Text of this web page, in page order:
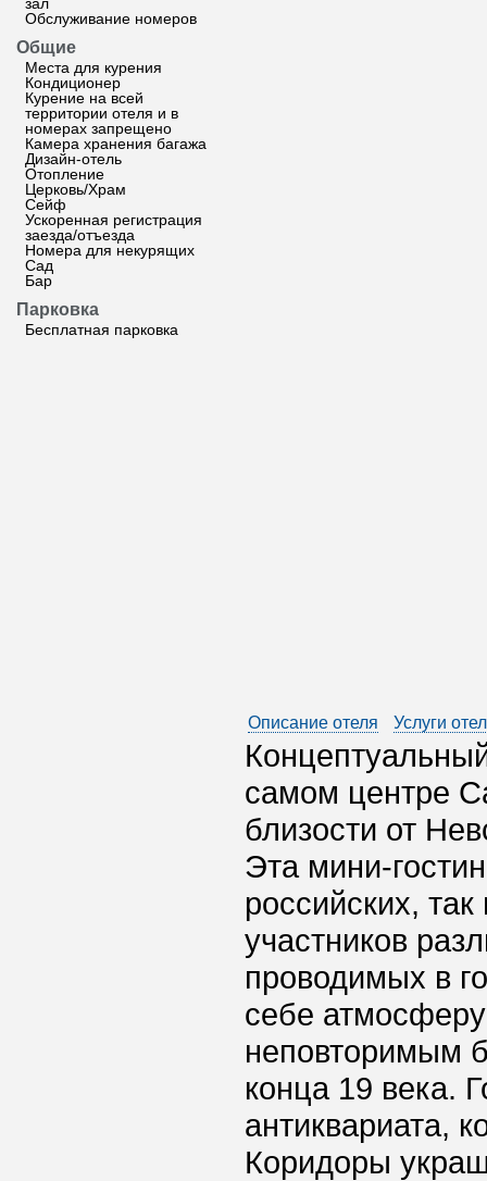
Обслуживание номеров
Общие
Места для курения
Кондиционер
Курение на всей
территории отеля и в
номерах запрещено
Камера хранения багажа
Дизайн-отель
Отопление
Церковь/Храм
Сейф
Ускоренная регистрация
заезда/отъезда
Номера для некурящих
Сад
Бар
Парковка
Бесплатная парковка
Описание отеля Услуги
самом центре
близости от
Эта мини-
российских,
участников
проводимых в
себе
неповторимым
конца 19 века.
антиквариата,
Коридоры